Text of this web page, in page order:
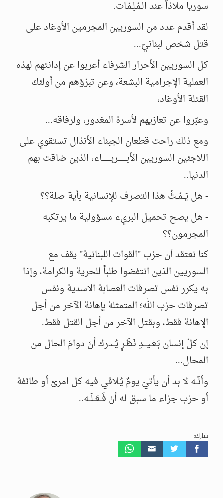
سوريا ملاذاً عند الـمُـلِـمّـات.
لقد أقدم عدد من السوريين المجرمين الأوغاد على
قتل شخص لبنانيّ...
كل السوريين الأحرار الشرفاء أعربوا عن إدانتهم لهذه
العملية الإجرامية البشعة، وعن تبرّؤهم من أولئك
القتلة الأوغاد،
وعبّروا عن تعازيهم لأسرة المغدور، ولرفاقه...
ومع ذلك راحت قطعان الجبناء الأنذال تستقوي على
اللاجئين السوريين الأبـــــــــريـــــــــاء، الذين ضاقت بهم
الدنيا..
- هل يَــمُــتُّ هذا التصرف للإنسانية بأية صلة؟؟
- هل يصح تحميل البريء مسؤولية ما يرتكبه
المجرمون؟؟
كنا نعتقد أن حزب "القوات اللبنانية" يقف مع
السوريين الذين انتفضوا طلباً للحرية والكرامة، وإذا
به يكرر نفس تصرفات العصابة الاسدية ونفس
تصرفات حزب الله؛ المتمثلة بإهانة الآخر من أجل
الإهانة فقط، وبقتل الآخر من أجل القتل فقط.
إن كلّ إنسان بَـعْـيـــدِ نَـظَـرٍ يُــدرك أنّ دوامّ الحال من
المحال...
وأنّــه لا بد أن يأتيَ يومٌ يُـلاقي فيه كل امرئ أو طائفة
أو حزب جزاء ما سبق له أنْ فَــعَــلَــه..
شارك: